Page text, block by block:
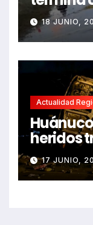
sin vida
18 JUNIO,
Actualidad
heridos
despiste
que
17 JUNIO,